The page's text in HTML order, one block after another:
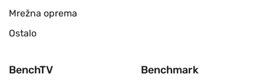
Mrežna oprema
Ostalo
BenchTV Benchmark